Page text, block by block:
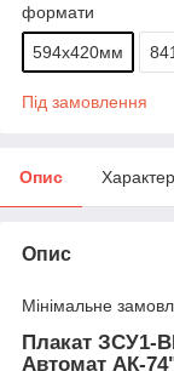
формати
594х420мм
Під замовлення
Опис
Опис
Мінімальне
Плакат ЗСУ1-
Автомат АК-